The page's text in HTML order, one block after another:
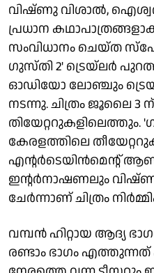
വിഷ്ണു വിശാല്‍,
പ്രധാന
സംവിധാനം ചെയ്ത
ഗുസ്തി 2' ട്രെയ്ലര്‍
ഓഡിയോ ലോഞ്ചും
നടന്നു. ചിത്രം ജൂലൈ 3
തിയേറ്ററുകളിലെത്തും.
കേരളത്തിലെ
എന്റര്‍ടെയിന്‍മെന്റ്
ഇന്റര്‍നാഷണലും
ചേര്‍ന്നാണ് ചിത്രം
വമ്പന്‍ ഹിറ്റായ ആദ്യ
രണ്ടാം ഭാഗം എത്തുന്നത്